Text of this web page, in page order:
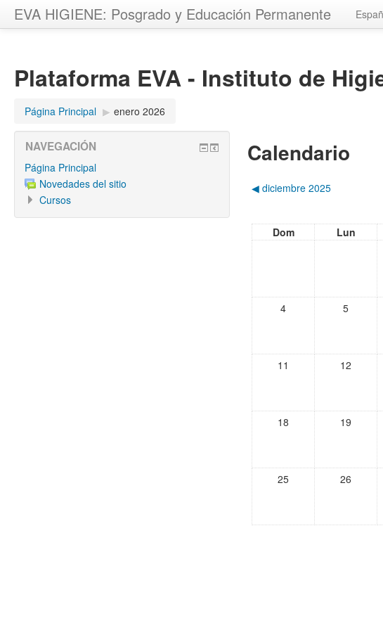
EVA HIGIENE: Posgrado y Educación Permanente
Plataforma EVA - Instituto de
Página Principal ▶︎ enero 2026
Calendario
◀︎ diciembre 2025
Dom Lun
4 5
11 12
18 19
25 26
NAVEGACIÓN
Página Principal
Novedades del sitio
Cursos